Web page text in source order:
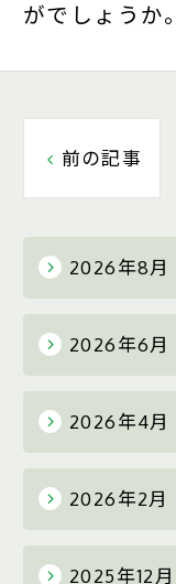
2026年8月
2026年6月
2026年4月
2026年2月
2025年12月
がでしょうか。
前の記事